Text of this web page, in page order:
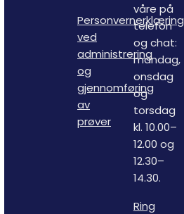
Personvernerklæring
ved
administrering
og
gjennomføring
av
prøver
våre på
telefon
og chat:
mandag,
onsdag
og
torsdag
kl. 10.00–
12.00 og
12.30–
14.30.
Ring